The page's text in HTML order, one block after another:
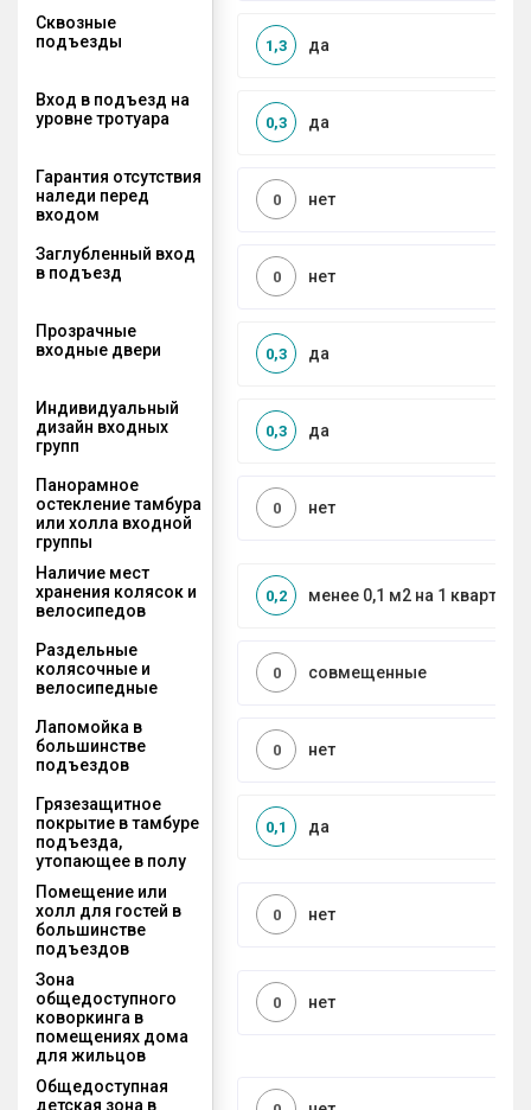
Сквозные
подъезды
да
1,3
Вход в подъезд на
уровне тротуара
да
0,3
Гарантия отсутствия
наледи перед
входом
нет
0
Заглубленный вход
в подъезд
нет
0
Прозрачные
входные двери
да
0,3
Индивидуальный
дизайн входных
групп
да
0,3
Панорамное
остекление тамбура
или холла входной
группы
нет
0
Наличие мест
хранения колясок и
велосипедов
менее 0,1 м2 на 1 квартиру
0,2
Раздельные
колясочные и
велосипедные
совмещенные
0
Лапомойка в
большинстве
подъездов
нет
0
Грязезащитное
покрытие в тамбуре
подъезда,
утопающее в полу
да
0,1
Помещение или
холл для гостей в
большинстве
подъездов
нет
0
Зона
общедоступного
коворкинга в
помещениях дома
для жильцов
нет
0
Общедоступная
детская зона в